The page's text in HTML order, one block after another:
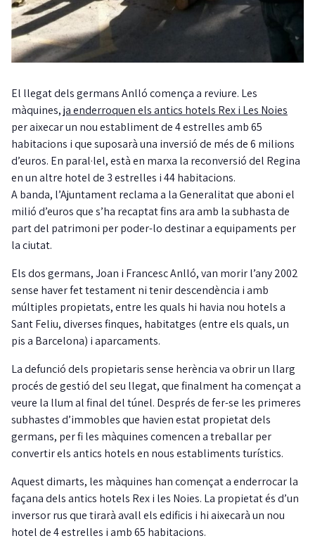
El llegat dels germans Anlló comença a reviure. Les
màquines,ja enderroquen els antics hotels Rex i Les Noies
per aixecar un nou establiment de 4 estrelles amb 65
habitacions i que suposarà una inversió de més de 6 milions
d’euros. En paral·lel, està en marxa la reconversió del Regina
en un altre hotel de 3 estrelles i 44 habitacions.
A banda, l’Ajuntament reclama a la Generalitat que aboni el
milió d’euros que s’ha recaptat fins ara amb la subhasta de
part del patrimoni per poder-lo destinar a equipaments per
la ciutat.
Els dos germans, Joan i Francesc Anlló, van morir l’any 2002
sense haver fet testament ni tenir descendència i amb
múltiples propietats, entre les quals hi havia nou hotels a
Sant Feliu, diverses finques, habitatges (entre els quals, un
pis a Barcelona) i aparcaments.
La defunció dels propietaris sense herència va obrir un llarg
procés de gestió del seu llegat, que finalment ha començat a
veure la llum al final del túnel. Després de fer-se les primeres
subhastes d’immobles que havien estat propietat dels
germans, per fi les màquines comencen a treballar per
convertir els antics hotels en nous establiments turístics.
Aquest dimarts, les màquines han començat a enderrocar la
façana dels antics hotels Rex i les Noies. La propietat és d’un
inversor rus que tirarà avall els edificis i hi aixecarà un nou
hotel de 4 estrelles i amb 65 habitacions.